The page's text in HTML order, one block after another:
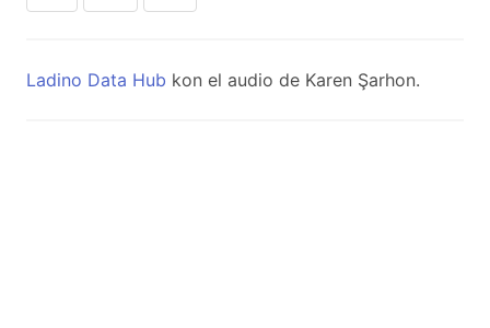
Ladino Data Hub kon el audio de Karen Şarhon.